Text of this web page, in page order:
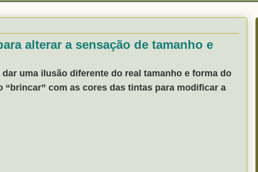
alterar a sensação de tamanho e
uma ilusão diferente do real tamanho e forma do
com as cores das tintas para modificar a